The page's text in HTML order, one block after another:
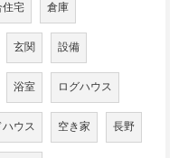
住宅 倉庫
玄関 設備
浴室 ログハウス
ハウス 空き家 長野